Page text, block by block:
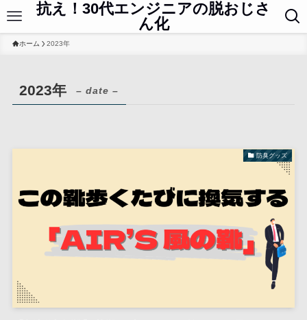
抗え！30代エンジニアの脱おじさ
ん化
ホーム 2023年
2023年 – date –
防臭グッズ